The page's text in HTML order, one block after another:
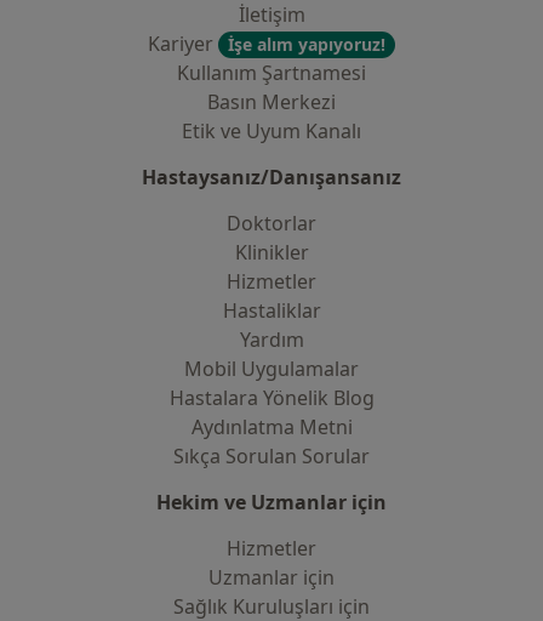
İletişim
Kariyer
İşe alım yapıyoruz!
Kullanım Şartnamesi
Basın Merkezi
Etik ve Uyum Kanalı
Hastaysanız/Danışansanız
Doktorlar
Klinikler
Hizmetler
Hastaliklar
Yardım
Mobil Uygulamalar
Hastalara Yönelik Blog
Aydınlatma Metni
Sıkça Sorulan Sorular
Hekim ve Uzmanlar için
Hizmetler
Uzmanlar için
Sağlık Kuruluşları için